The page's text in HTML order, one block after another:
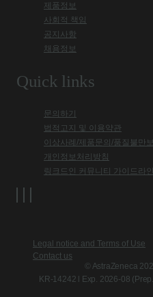
제품정보
사회적 책임
공지사항
채용정보
Quick links
문의하기
법적고지 및 이용약관
이상사례/제품문의/품질불만
개인정보처리방침
링크드인 커뮤니티 가이드라인
Legal notice and Terms of Use
Contact us
© AstraZeneca
KR-14242 l Exp. 2026-08